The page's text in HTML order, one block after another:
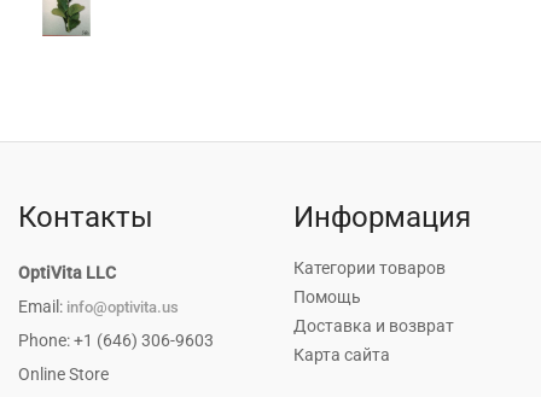
Контакты
OptiVita LLC
Email: info@optivita.us
Phone: +1 (646) 306-9603
Online Store
Информация
Категории товаров
Помощь
Доставка и возврат
Карта сайта